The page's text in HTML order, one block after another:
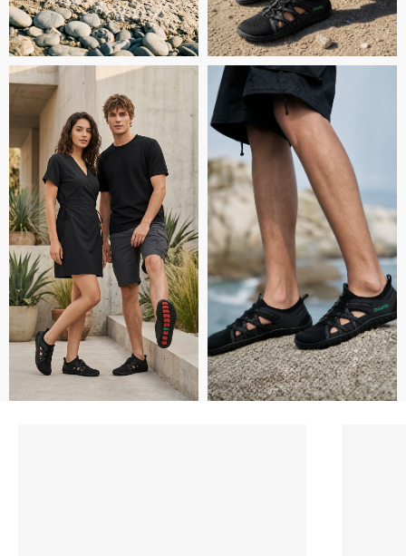
©2023 Босоногая
Москва. Все права
защищены.
Информация
Женская
Детская
Аксессуары
Зимняя
Telegram
Сообщество
Для вопросов и
предложений
Дополнительно
Политика
конфиденциальности
Пользовательское
соглашение
@careBarefootbot (TG)
доступной и привлекательной.
О нас
Доставка и Оплата
Контакты
Гид по размерам
Почему босо-обувь?